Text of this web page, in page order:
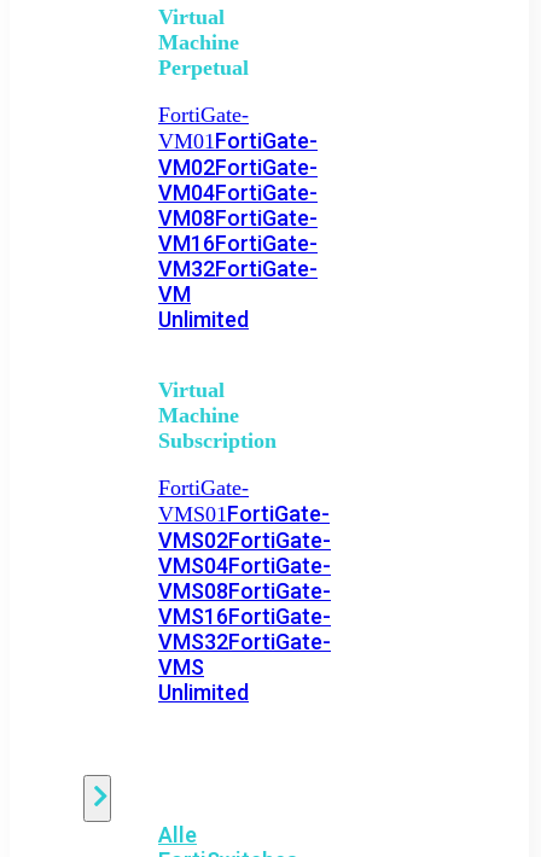
Virtual
Machine
Perpetual
FortiGate-
VM01FortiGate-
VM02FortiGate-
VM04FortiGate-
VM08FortiGate-
VM16FortiGate-
VM32FortiGate-
VM
Unlimited
Virtual
Machine
Subscription
FortiGate-
VMS01FortiGate-
VMS02FortiGate-
VMS04FortiGate-
VMS08FortiGate-
VMS16FortiGate-
VMS32FortiGate-
VMS
Unlimited
Alle